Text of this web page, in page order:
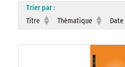
Trier par :
Titre
Thématique Date